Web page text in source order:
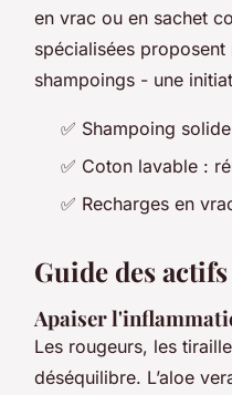
en vrac ou en sachet
spécialisées
shampoings - une
✅ Shampoing
✅ Coton lavable :
✅ Recharges en
Guide des
Apaiser
Les rougeurs, les
déséquilibre. L’aloe